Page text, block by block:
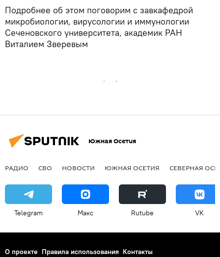
Подробнее об этом поговорим с завкафедрой
микробиологии, вирусологии и иммунологии
Сеченовского университета, академик РАН
Виталием Зверевым
Южная Осетия
РАДИО СВО НОВОСТИ ЮЖНАЯ ОСЕТИЯ СЕВЕРНАЯ
Telegram Макс Rutube VK
О проекте Правила использования Контакты